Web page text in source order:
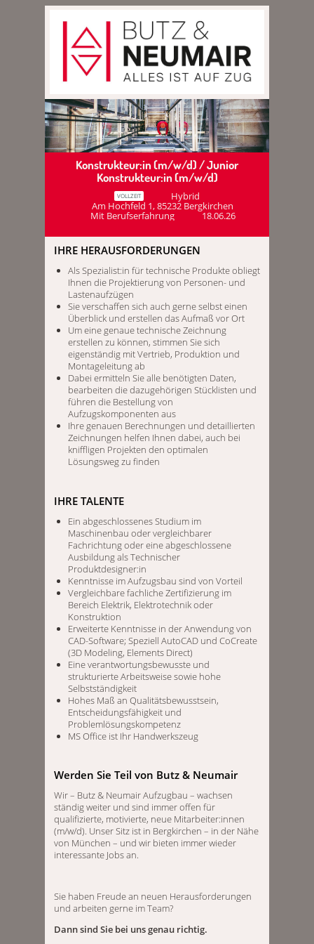
Konstrukteur:in (m/w/d) / Junior
Konstrukteur:in (m/w/d)
VOLLZEIT Hybrid
Am Hochfeld 1, 85232 Bergkirchen
Mit Berufserfahrung 18.06.26
IHRE HERAUSFORDERUNGEN
Als Spezialist:in für technische Produkte obliegt
Ihnen die Projektierung von Personen- und
Lastenaufzügen
Sie verschaffen sich auch gerne selbst einen
Überblick und erstellen das Aufmaß vor Ort
Um eine genaue technische Zeichnung
erstellen zu können, stimmen Sie sich
eigenständig mit Vertrieb, Produktion und
Montageleitung ab
Dabei ermitteln Sie alle benötigten Daten,
bearbeiten die dazugehörigen Stücklisten und
führen die Bestellung von
Aufzugskomponenten aus
Ihre genauen Berechnungen und detaillierten
Zeichnungen helfen Ihnen dabei, auch bei
kniffligen Projekten den optimalen
Lösungsweg zu finden
IHRE TALENTE
Ein abgeschlossenes Studium im
Maschinenbau oder vergleichbarer
Fachrichtung oder eine abgeschlossene
Ausbildung als Technischer
Produktdesigner:in
Kenntnisse im Aufzugsbau sind von Vorteil
Vergleichbare fachliche Zertifizierung im
Bereich Elektrik, Elektrotechnik oder
Konstruktion
Erweiterte Kenntnisse in der Anwendung von
CAD-Software; Speziell AutoCAD und CoCreate
(3D Modeling, Elements Direct)
Eine verantwortungsbewusste und
strukturierte Arbeitsweise sowie hohe
Selbstständigkeit
Hohes Maß an Qualitätsbewusstsein,
Entscheidungsfähigkeit und
Problemlösungskompetenz
MS Office ist Ihr Handwerkszeug
Werden Sie Teil von Butz & Neumair
Wir – Butz & Neumair Aufzugbau – wachsen
ständig weiter und sind immer offen für
qualifizierte, motivierte, neue Mitarbeiter:innen
(m/w/d). Unser Sitz ist in Bergkirchen – in der Nähe
von München – und wir bieten immer wieder
interessante Jobs an.
Sie haben Freude an neuen Herausforderungen
und arbeiten gerne im Team?
Dann sind Sie bei uns genau richtig.